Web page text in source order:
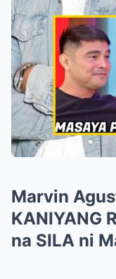
Marvin
KANIYANG
na SILA ni